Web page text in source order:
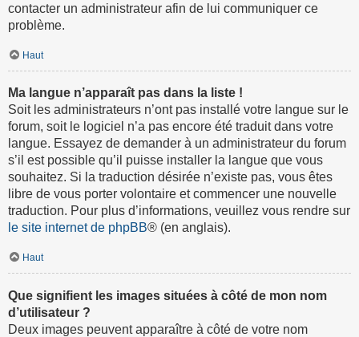
contacter un administrateur afin de lui communiquer ce
problème.
Haut
Ma langue n’apparaît pas dans la liste !
Soit les administrateurs n’ont pas installé votre langue sur le
forum, soit le logiciel n’a pas encore été traduit dans votre
langue. Essayez de demander à un administrateur du forum
s’il est possible qu’il puisse installer la langue que vous
souhaitez. Si la traduction désirée n’existe pas, vous êtes
libre de vous porter volontaire et commencer une nouvelle
traduction. Pour plus d’informations, veuillez vous rendre sur
le site internet de phpBB® (en anglais).
Haut
Que signifient les images situées à côté de mon nom
d’utilisateur ?
Deux images peuvent apparaître à côté de votre nom